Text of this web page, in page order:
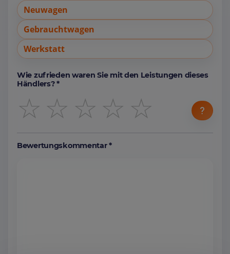
Neuwagen
Gebrauchtwagen
Werkstatt
Wie zufrieden waren Sie mit den Leistungen dieses
Händlers? *
☆
☆
☆
☆
☆
Bewertungskommentar *